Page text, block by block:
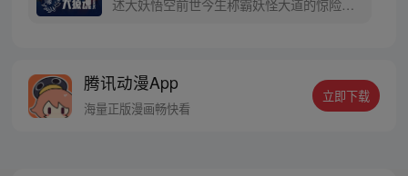
上西行之旅……
述大妖悟空前世今生称霸妖怪大道的惊险历
人…六十年后，他再次破石而出，背负着守
护族人的希望和信念打败了妖怪大道的霸
腾讯动漫App
海量正版漫画畅快看
立即下载